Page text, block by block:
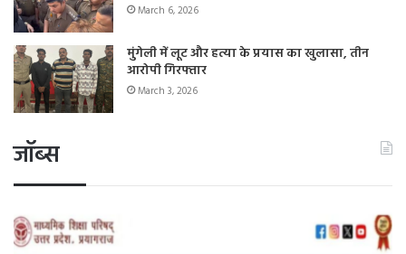
March 6, 2026
मुंगेली में लूट और हत्या के प्रयास का खुलासा, तीन
आरोपी गिरफ्तार
March 3, 2026
जॉब्स